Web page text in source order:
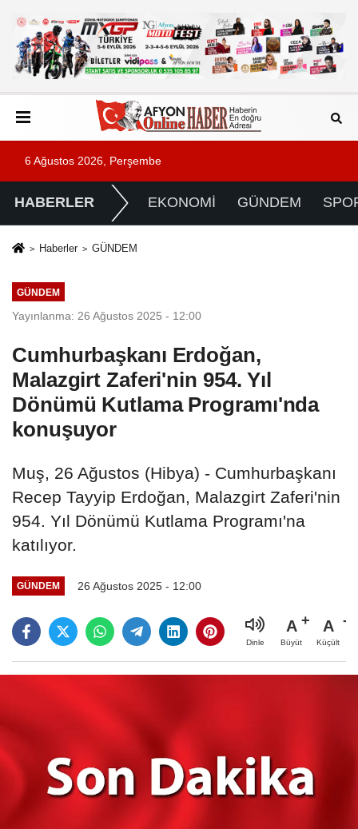
6 Ağustos 2026, Perşembe
HABERLER EKONOMİ GÜNDEM
Haberler GÜNDEM
GÜNDEM
Yayınlanma: 26 Ağustos 2025 - 12:00
Cumhurbaşkanı Erdoğan,
Malazgirt Zaferi'nin 954. Yıl
Dönümü Kutlama Programı'nda
konuşuyor
Muş, 26 Ağustos (Hibya) - Cumhurbaşkanı
Recep Tayyip Erdoğan, Malazgirt Zaferi'nin
954. Yıl Dönümü Kutlama Programı'na
katılıyor.
GÜNDEM 26 Ağustos 2025 - 12:00
Dinle
A
Büyüt
A
Küçült